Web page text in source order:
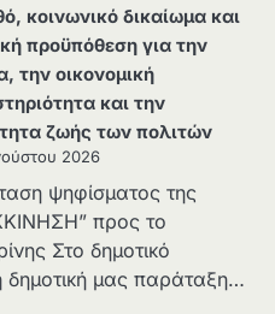
κοινωνικό δικαίωμα και
προϋπόθεση για την
την οικονομική
και την
ζωής των πολιτών
2026
ψηφίσματος της
προς το
Στο δημοτικό
μας παράταξη…